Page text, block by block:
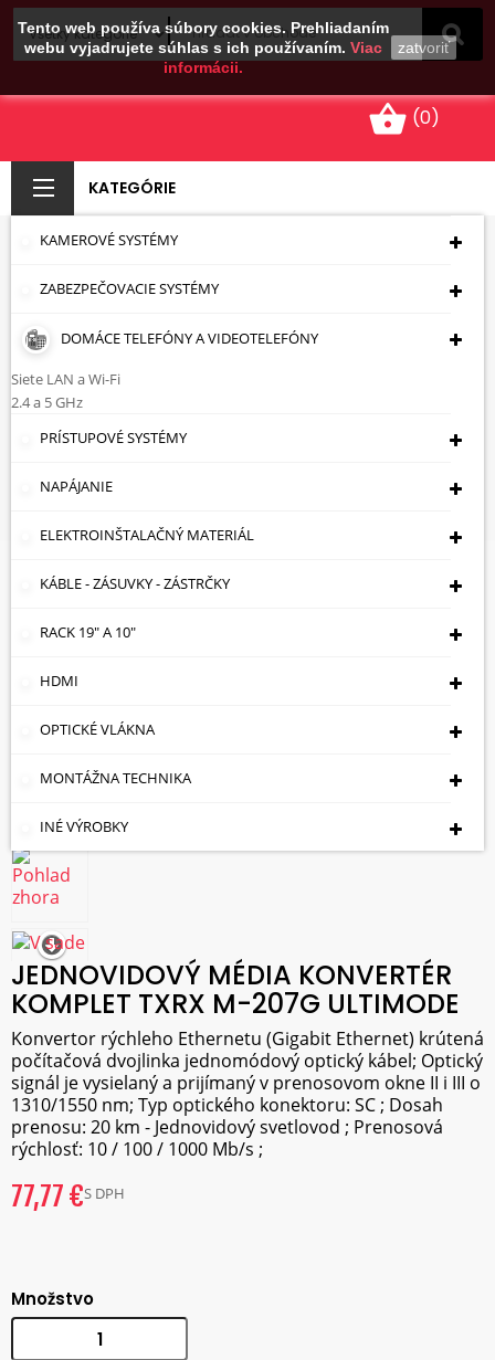
Tento web používa súbory cookies. Prehliadaním
webu vyjadrujete súhlas s ich používaním. Viac
informácii.
zatvoriť
shopping_basket (0)
KATEGÓRIE
KAMEROVÉ SYSTÉMY
ZABEZPEČOVACIE SYSTÉMY
DOMÁCE TELEFÓNY A VIDEOTELEFÓNY
Siete LAN a Wi-Fi
2.4 a 5 GHz
PRÍSTUPOVÉ SYSTÉMY
NAPÁJANIE
ELEKTROINŠTALAČNÝ MATERIÁL
KÁBLE - ZÁSUVKY - ZÁSTRČKY
RACK 19" A 10"
HDMI
OPTICKÉ VLÁKNA
MONTÁŽNA TECHNIKA
INÉ VÝROBKY
JEDNOVIDOVÝ MÉDIA
KONVERTÉR KOMPLET
TXRX M-207G
Úvodná Stránka
Prevodníky
Vláknami)
JEDNOVIDOVÝ MÉDIA KONVERTÉR
KOMPLET TXRX M-207G ULTIMODE
Konvertor rýchleho Ethernetu (Gigabit Ethernet) krútená
počítačová dvojlinka jednomódový optický kábel; Optický
signál je vysielaný a prijímaný v prenosovom okne II i III o
1310/1550 nm; Typ optického konektoru: SC ; Dosah
prenosu: 20 km - Jednovidový svetlovod ; Prenosová
rýchlosť: 10 / 100 / 1000 Mb/s ;
77,77 €S DPH
Množstvo